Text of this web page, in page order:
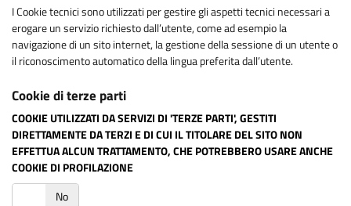
I Cookie tecnici sono utilizzati per gestire gli aspetti tecnici necessari a
erogare un servizio richiesto dall’utente, come ad esempio la
navigazione di un sito internet, la gestione della sessione di un utente o
il riconoscimento automatico della lingua preferita dall’utente.
Cookie di terze parti
COOKIE UTILIZZATI DA SERVIZI DI 'TERZE PARTI', GESTITI
DIRETTAMENTE DA TERZI E DI CUI IL TITOLARE DEL SITO NON
EFFETTUA ALCUN TRATTAMENTO, CHE POTREBBERO USARE ANCHE
COOKIE DI PROFILAZIONE
No